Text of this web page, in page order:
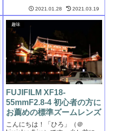
300mmF4-5.6 R LM OIS WR。超
望遠ズームと小型軽量を両立し
た焦点距離70mm-300mmをカ
バ...
2021.01.28 2021.03.19
趣味
FUJIFILM XF18-
55mmF2.8-4 初心者の方に
お薦めの標準ズームレンズ
こんにちは！「ひろ」（＠